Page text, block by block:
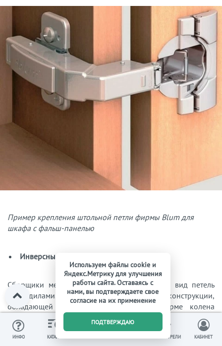
Пример крепления штольной петли фирмы Blum для
шкафа с фальш-панелью
Инверсные (карусельные) петли
Сборщики мебели нередко называют такой вид петель
крокодилами. Это связано с внешним видом конструкции,
обладающей узнаваемой характерной форме колена
чаши. Использование такого типа соединения
обеспечивает открытие дверцы относительно корпуса до
180 градусов.
ИНФО КАТАЛОГ
0
ВЫ СМОТРЕЛИ КАБИНЕТ
Используем файлы cookie и
Яндекс.Метрику для улучшения
работы сайта. Оставаясь с
нами, вы подтверждаете свое
согласие на их применение
ПОДТВЕРЖДАЮ